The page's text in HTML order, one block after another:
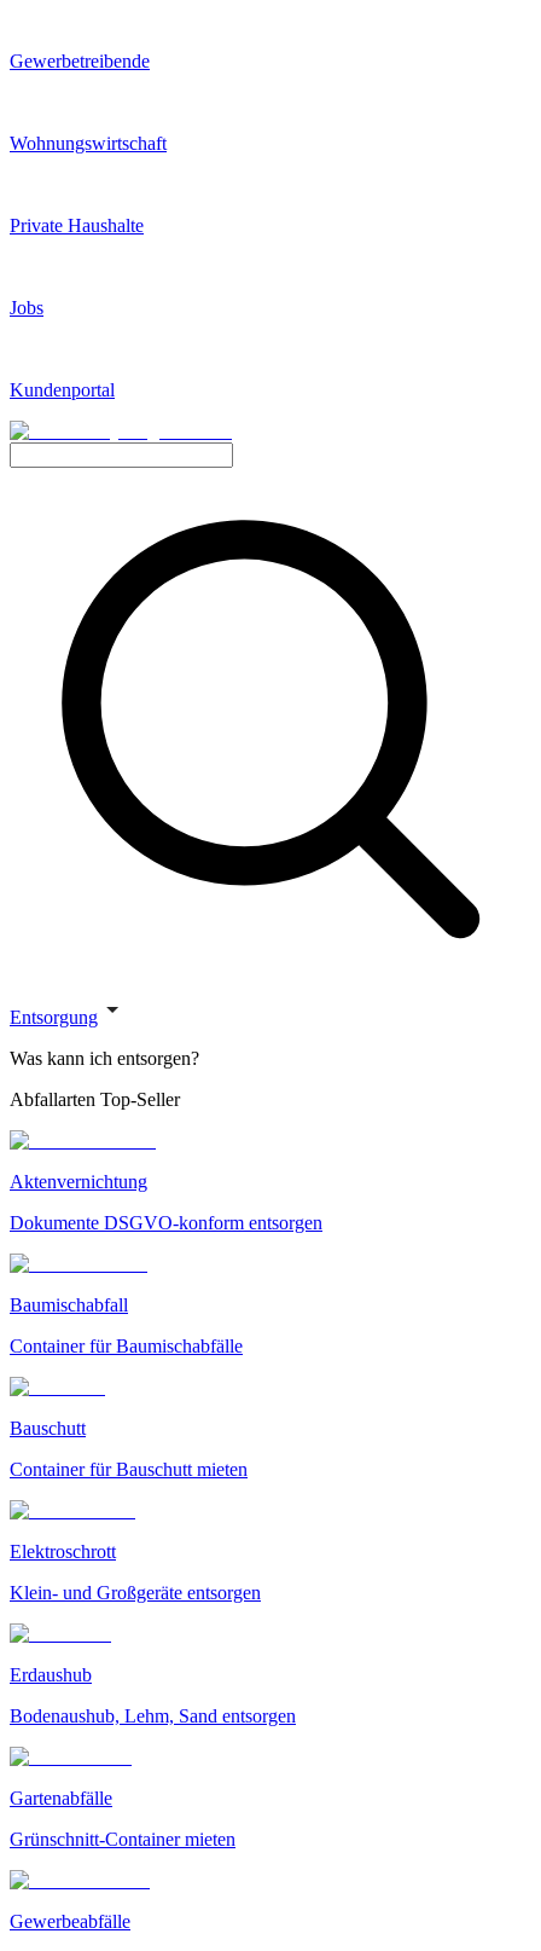
Gewerbetreibende
Wohnungswirtschaft
Private Haushalte
Jobs
Kundenportal
Entsorgung
Was kann ich entsorgen?
Abfallarten Top-Seller
Aktenvernichtung
Dokumente DSGVO-konform entsorgen
Baumischabfall
Container für Baumischabfälle
Bauschutt
Container für Bauschutt mieten
Elektroschrott
Klein- und Großgeräte entsorgen
Erdaushub
Bodenaushub, Lehm, Sand entsorgen
Gartenabfälle
Grünschnitt-Container mieten
Gewerbeabfälle